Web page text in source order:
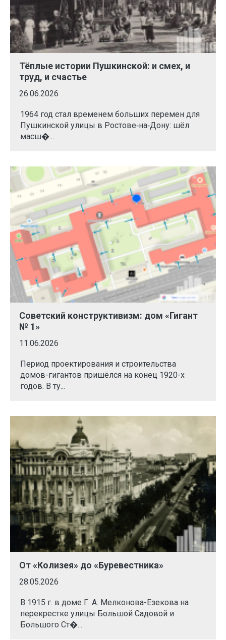
Тёплые истории Пушкинской: и смех, и
труд, и счастье
26.06.2026
1964 год стал временем больших перемен для
Пушкинской улицы в Ростове‑на‑Дону: шёл
масш�...
Советский конструктивизм: дом «Гигант
№ 1»
11.06.2026
Период проектирования и строительства
домов-гигантов пришёлся на конец 1920-х
годов. В ту...
От «Колизея» до «Буревестника»
28.05.2026
В 1915 г. в доме Г. А. Мелконова-Езекова на
перекрестке улицы Большой Садовой и
Большого Ст�...